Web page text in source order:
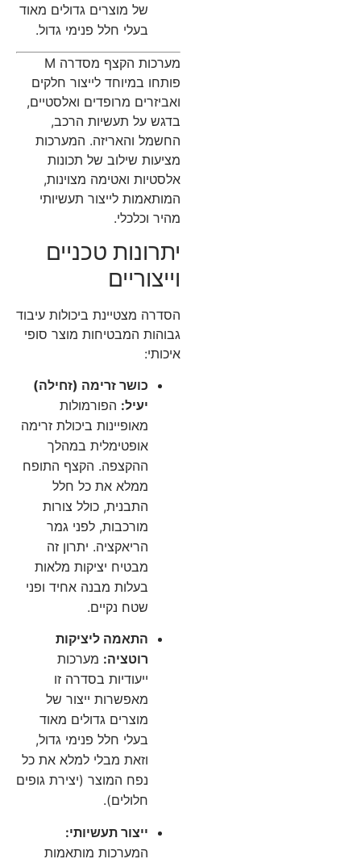
של מוצרים גדולים מאוד
בעלי חלל פנימי גדול.
מערכות הקצף מסדרה M
פותחו במיוחד לייצור חלקים
ואביזרים מרופדים ואלסטיים,
בדגש על תעשיות הרכב,
החשמל והאריזה. המערכות
מציעות שילוב של תכונות
אלסטיות ואטימה מצוינות,
המותאמות לייצור תעשיותי
מהיר וכלכלי.
יתרונות טכניים
וייצוריים
הסדרה מצטיינת ביכולות עיבוד
גבוהות המבטיחות מוצר סופי
איכותי:
כושר זרימה (זחילה)
יעיל: הפורמולות
מאופיינות ביכולת זרימה
אופטימלית במהלך
ההקצפה. הקצף התופח
ממלא את כל חלל
התבנית, כולל צורות
מורכבות, לפני גמר
הריאקציה. יתרון זה
מבטיח יציקות מלאות
בעלות מבנה אחיד ופני
שטח נקיים.
התאמה ליציקות
רוטציה: מערכות
ייעודיות בסדרה זו
מאפשרות ייצור של
מוצרים גדולים מאוד
בעלי חלל פנימי גדול,
וזאת מבלי למלא את כל
נפח המוצר (יצירת גופים
חלולים).
ייצור תעשיותי:
המערכות מותאמות